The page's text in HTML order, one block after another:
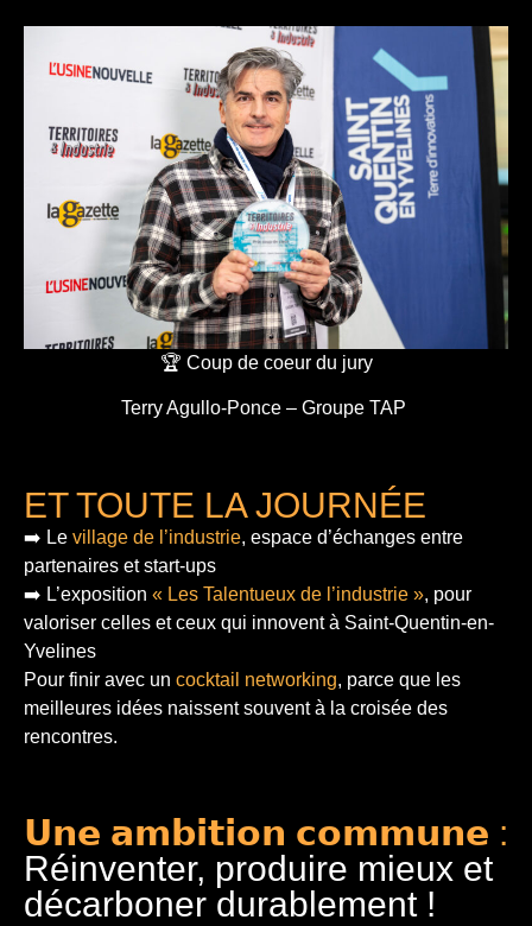
🏆 Coup de coeur du jury
Terry Agullo-Ponce – Groupe TAP
ET TOUTE LA JOURNÉE
➡️ Le village de l’industrie, espace d’échanges entre
partenaires et start-ups
➡️ L’exposition « Les Talentueux de l’industrie », pour
valoriser celles et ceux qui innovent à Saint-Quentin-en-
Yvelines
Pour finir avec un cocktail networking, parce que les
meilleures idées naissent souvent à la croisée des
rencontres.
𝗨𝗻𝗲 𝗮𝗺𝗯𝗶𝘁𝗶𝗼𝗻 𝗰𝗼𝗺𝗺𝘂𝗻𝗲 :
Réinventer, produire mieux et
décarboner durablement !